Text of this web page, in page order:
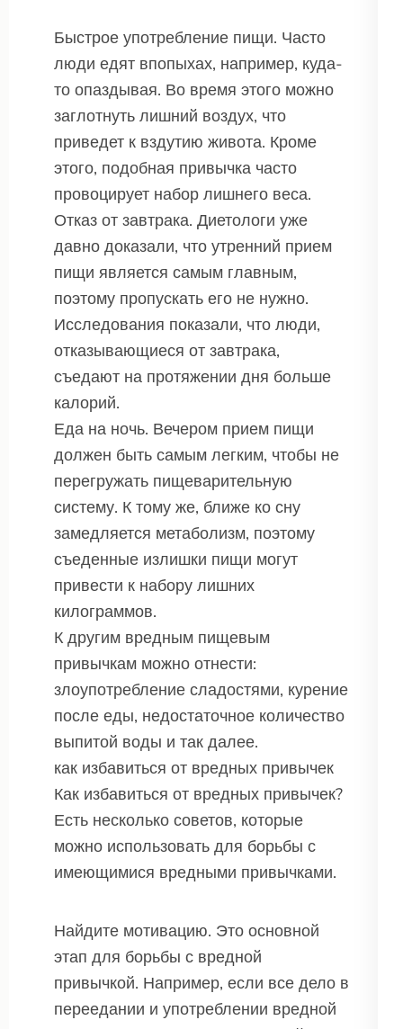
Быстрое употребление пищи. Часто
люди едят впопыхах, например, куда-
то опаздывая. Во время этого можно
заглотнуть лишний воздух, что
приведет к вздутию живота. Кроме
этого, подобная привычка часто
провоцирует набор лишнего веса.
Отказ от завтрака. Диетологи уже
давно доказали, что утренний прием
пищи является самым главным,
поэтому пропускать его не нужно.
Исследования показали, что люди,
отказывающиеся от завтрака,
съедают на протяжении дня больше
калорий.
Еда на ночь. Вечером прием пищи
должен быть самым легким, чтобы не
перегружать пищеварительную
систему. К тому же, ближе ко сну
замедляется метаболизм, поэтому
съеденные излишки пищи могут
привести к набору лишних
килограммов.
К другим вредным пищевым
привычкам можно отнести:
злоупотребление сладостями, курение
после еды, недостаточное количество
выпитой воды и так далее.
как избавиться от вредных привычек
Как избавиться от вредных привычек?
Есть несколько советов, которые
можно использовать для борьбы с
имеющимися вредными привычками.
Найдите мотивацию. Это основной
этап для борьбы с вредной
привычкой. Например, если все дело в
переедании и употреблении вредной